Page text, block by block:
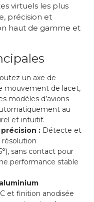
virtuels les plus
précision et
haut de gamme et
un axe de
mouvement de lacet,
modèles d’avions
au
et intuitif.
: Détecte et
sans contact pour
performance stable
et finition anodisée